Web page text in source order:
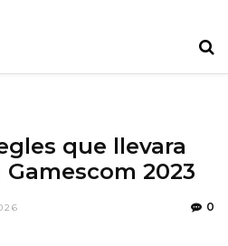
que llevara
Gamescom 2023
0